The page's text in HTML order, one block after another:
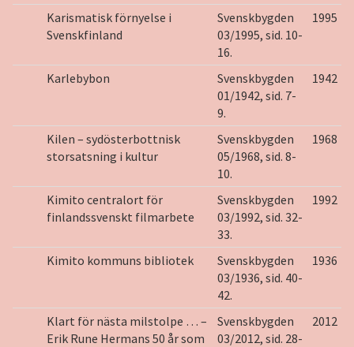
Karismatisk förnyelse i
Svenskfinland
Svenskbygden
03/1995, sid. 10-
16.
1995
Karlebybon
Svenskbygden
01/1942, sid. 7-
9.
1942
Kilen – sydösterbottnisk
storsatsning i kultur
Svenskbygden
05/1968, sid. 8-
10.
1968
Kimito centralort för
finlandssvenskt filmarbete
Svenskbygden
03/1992, sid. 32-
33.
1992
Kimito kommuns bibliotek
Svenskbygden
03/1936, sid. 40-
42.
1936
Klart för nästa milstolpe … –
Erik Rune Hermans 50 år som
Svenskbygden
03/2012, sid. 28-
2012